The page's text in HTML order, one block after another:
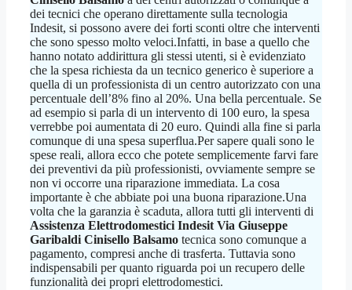
dei tecnici che operano direttamente sulla tecnologia
Indesit, si possono avere dei forti sconti oltre che interventi
che sono spesso molto veloci.Infatti, in base a quello che
hanno notato addirittura gli stessi utenti, si è evidenziato
che la spesa richiesta da un tecnico generico è superiore a
quella di un professionista di un centro autorizzato con una
percentuale dell’8% fino al 20%. Una bella percentuale. Se
ad esempio si parla di un intervento di 100 euro, la spesa
verrebbe poi aumentata di 20 euro. Quindi alla fine si parla
comunque di una spesa superflua.Per sapere quali sono le
spese reali, allora ecco che potete semplicemente farvi fare
dei preventivi da più professionisti, ovviamente sempre se
non vi occorre una riparazione immediata. La cosa
importante è che abbiate poi una buona riparazione.Una
volta che la garanzia è scaduta, allora tutti gli interventi di
Assistenza Elettrodomestici Indesit Via Giuseppe
Garibaldi Cinisello Balsamo tecnica sono comunque a
pagamento, compresi anche di trasferta. Tuttavia sono
indispensabili per quanto riguarda poi un recupero delle
funzionalità dei propri elettrodomestici.